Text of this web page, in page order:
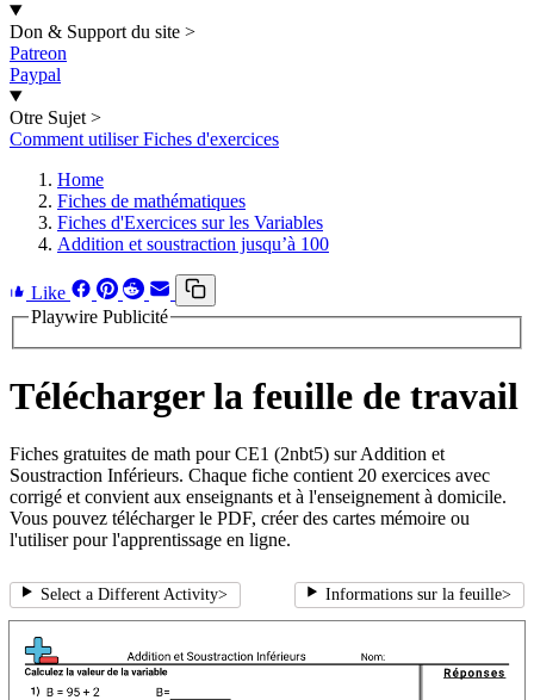
Don & Support du site >
Patreon
Paypal
Otre Sujet >
Comment utiliser Fiches d'exercices
Home
Fiches de mathématiques
Fiches d'Exercices sur les Variables
Addition et soustraction jusqu’à 100
Like
Playwire Publicité
Télécharger la feuille de travail
Fiches gratuites de math pour CE1 (2nbt5) sur Addition et
Soustraction Inférieurs. Chaque fiche contient 20 exercices avec
corrigé et convient aux enseignants et à l'enseignement à domicile.
Vous pouvez télécharger le PDF, créer des cartes mémoire ou
l'utiliser pour l'apprentissage en ligne.
Select a Different Activity> Informations sur la feuille>